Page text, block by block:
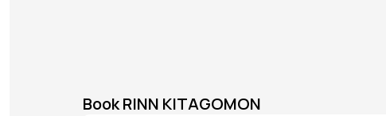
Book RINN KITAGOMON